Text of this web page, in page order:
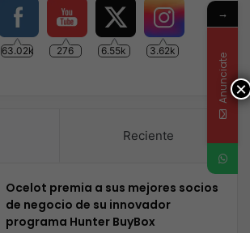
63.02k 276 6.55k 3.62k
Reciente
Ocelot premia a sus mejores socios
de negocio de su innovador
programa Hunter BuyBox
×
→
Anunciate